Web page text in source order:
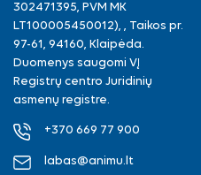
302471395, PVM MK
LT100005450012), , Taikos pr.
97-61, 94160, Klaipėda.
Duomenys saugomi VĮ
Registrų centro Juridinių
asmenų registre.
+370 669 77 900
labas@animu.lt